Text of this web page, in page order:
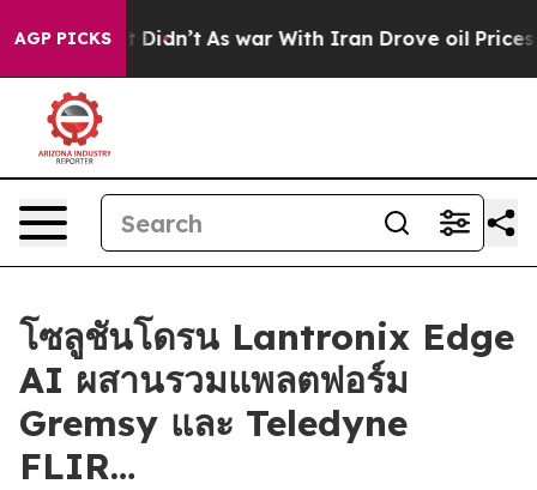
AGP PICKS
it Didn’t As war With Iran Drove oil Prices Higher,
โซลูชันโดรน Lantronix Edge
AI ผสานรวมแพลตฟอร์ม
Gremsy และ Teledyne
FLIR…